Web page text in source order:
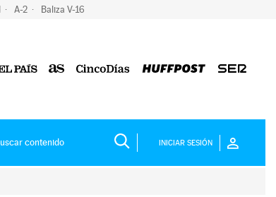
A-2 Baliza V-16
INICIAR SESIÓN